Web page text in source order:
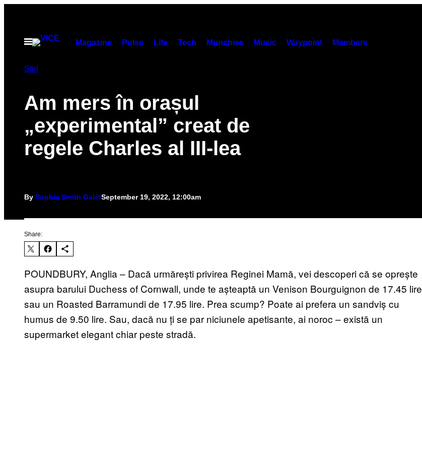
contentOpen
Magazine Pulse Life Tech Munchies Music Waypoint Members
Știri
Am mers în orașul
„experimental” creat de
regele Charles al III-lea
By Sophia Smith GalerSeptember 19, 2022, 12:00am
Share:
POUNDBURY, Anglia – Dacă urmărești privirea Reginei Mamă, vei descoperi că se oprește
asupra barului Duchess of Cornwall, unde te așteaptă un Venison Bourguignon de 17.45 lire
sau un Roasted Barramundi de 17.95 lire. Prea scump? Poate ai prefera un sandviș cu
humus de 9.50 lire. Sau, dacă nu ți se par niciunele apetisante, ai noroc – există un
supermarket elegant chiar peste stradă.